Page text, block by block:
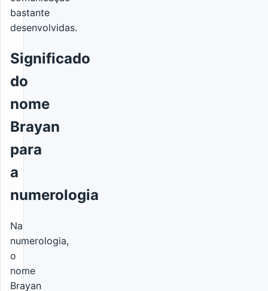
bastante
desenvolvidas.
Significado
do
nome
Brayan
para
a
numerologia
Na
numerologia,
o
nome
Brayan